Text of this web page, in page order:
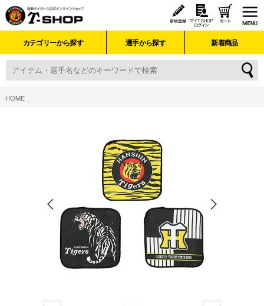
カテゴリーから探す 選手から探す 新着商品
HOME